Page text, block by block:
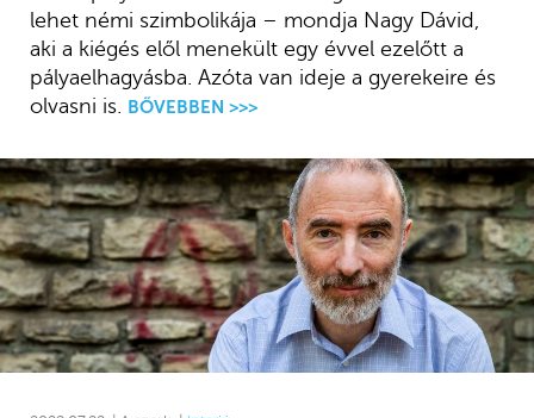
lehet némi szimbolikája – mondja Nagy Dávid,
aki a kiégés elől menekült egy évvel ezelőtt a
pályaelhagyásba. Azóta van ideje a gyerekeire és
olvasni is.
BŐVEBBEN >>>